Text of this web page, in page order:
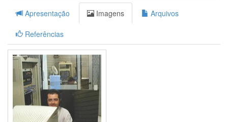
Apresentação Imagens Arquivos
Referências